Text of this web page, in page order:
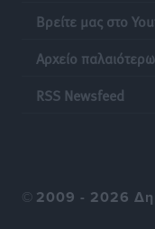
Βρείτε μας στο
Αρχείο
RSS Newsfeed
© 2009 - 2026